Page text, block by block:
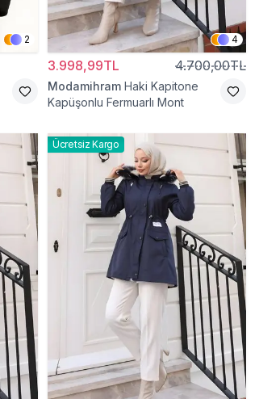
2 4
3.998,99TL 4.700,00TL
Modamihram Haki Kapitone
Kapüşonlu Fermuarlı Mont
Ücretsiz Kargo